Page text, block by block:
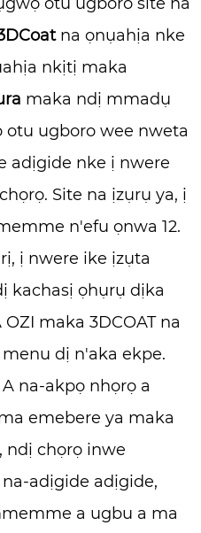
na ọnụahịa nke
nkịtị maka
maka ndị mmadụ
ugboro wee nweta
adịgide nke ị nwere
Site na ịzụrụ ya, ị
n'efu ọnwa 12.
ị nwere ike ịzụta
kachasị ọhụrụ dịka
maka 3DCOAT na
menu dị n'aka ekpe.
na-akpọ nhọrọ a
emebere ya maka
chọrọ inwe
adịgide adịgide,
a ugbu a ma